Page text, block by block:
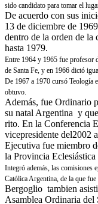
sido candidato para tomar el
De acuerdo con sus
13 de diciembre de
dentro de la orden de
hasta 1979.
Entre 1964 y 1965 fue profesor
de Santa Fe, y en 1966 dictó
De 1967 a 1970 cursó Teología
obtuvo.
Además, fue Ordinario
su natal Argentina y
rito. En la Conferencia
vicepresidente del2002
Ejecutiva fue miembro
la Provincia
Integró además, las comisiones
Católica Argentina, de la que fue
Bergoglio tambien
Asamblea Ordinaria